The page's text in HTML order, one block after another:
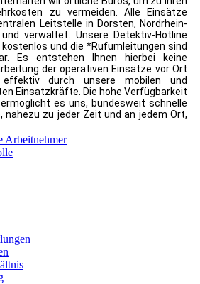
zu vermeiden. Alle Einsätze
Leitstelle in Dorsten, Nordrhein-
verwaltet. Unsere Detektiv-Hotline
und die *Rufumleitungen sind
Es entstehen Ihnen hierbei keine
der operativen Einsätze vor Ort
durch unsere mobilen und
Einsatzkräfte. Die hohe Verfügbarkeit
es uns, bundesweit schnelle
zu jeder Zeit und an jedem Ort,
Arbeitnehmer